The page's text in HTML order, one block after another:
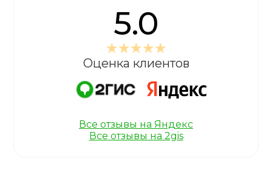
5.0
Оценка клиентов
Все отзывы на Яндекс
Все отзывы на 2gis